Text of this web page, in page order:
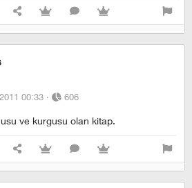
00:33 · 606
ve kurgusu olan kitap.